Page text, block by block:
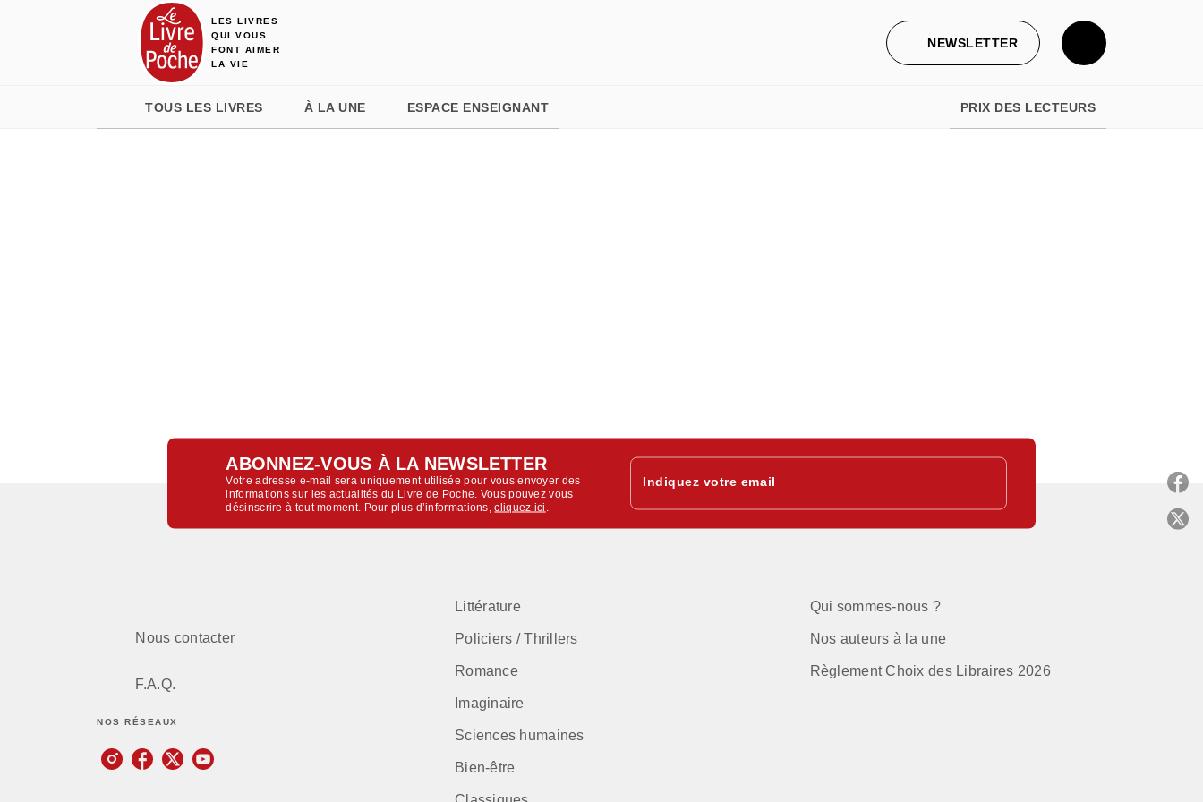
MENU RECHERCHE
LES LIVRES
QUI VOUS
FONT AIMER
LA VIE
NEWSLETTER
TOUS LES LIVRES À LA UNE ESPACE ENSEIGNANT PRIX DES LECTEURS
ABONNEZ-VOUS À LA NEWSLETTER
Votre adresse e-mail sera uniquement utilisée pour vous envoyer des
informations sur les actualités du Livre de Poche. Vous pouvez vous
désinscrire à tout moment. Pour plus d’informations,cliquez ici
Indiquez votre email
Nous contacter
F.A.Q.
NOS RÉSEAUX
Littérature
Policiers / Thrillers
Romance
Imaginaire
Sciences humaines
Bien-être
Qui sommes-nous ?
Nos auteurs à la une
Règlement Choix des Libraires 2026